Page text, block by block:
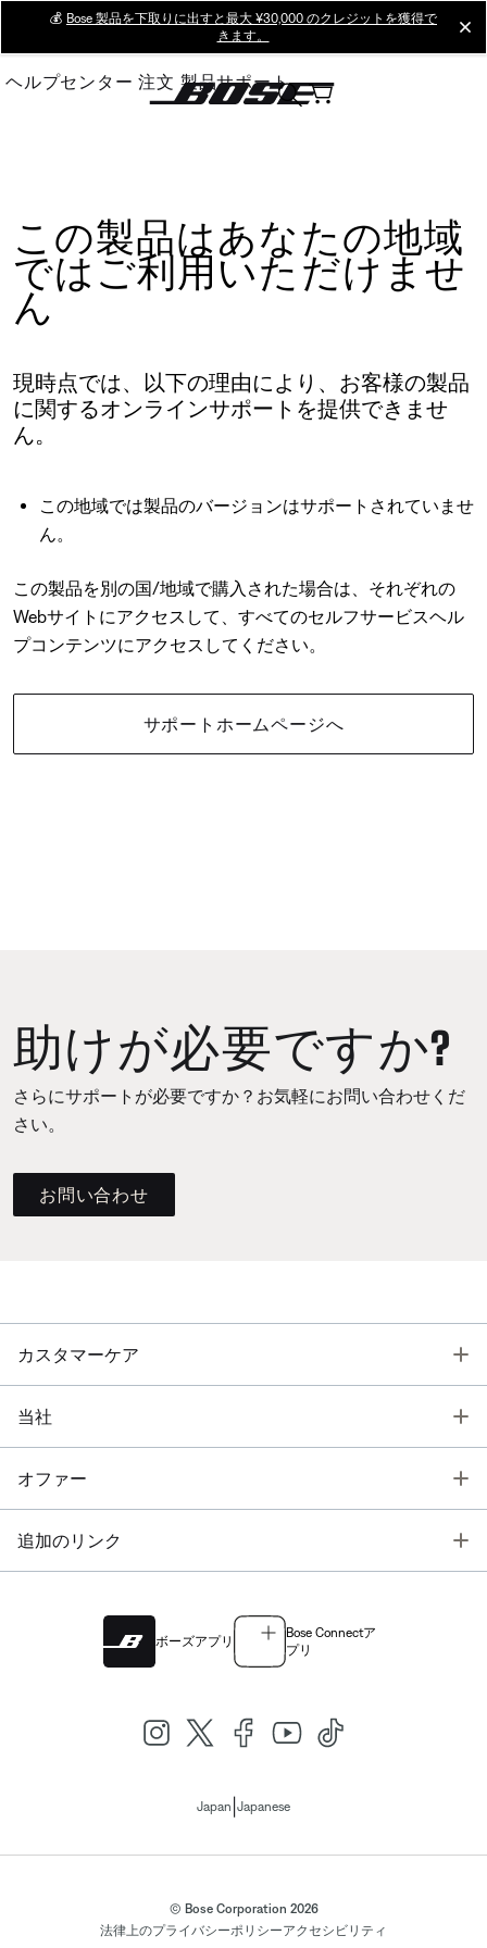
Main
💰 Bose 製品を下取りに出すと最大 ¥30,000 のクレジットを獲得で
きます。
ヘルプセンター 注文 製品サポート
この製品はあなたの地域
ではご利用いただけませ
ん
現時点では、以下の理由により、お客様の製品
に関するオンラインサポートを提供できませ
ん。
この地域では製品のバージョンはサポートされていませ
ん。
この製品を別の国/地域で購入された場合は、それぞれの
Webサイトにアクセスして、すべてのセルフサービスヘル
プコンテンツにアクセスしてください。
サポートホームページへ
助けが必要ですか?
さらにサポートが必要ですか？お気軽にお問い合わせくだ
さい。
お問い合わせ
カスタマーケア
当社
オファー
追加のリンク
ボーズアプリ
Bose Connectア
プリ
Japan Japanese
© Bose Corporation 2026
法律上のプライバシーポリシーアクセシビリティ